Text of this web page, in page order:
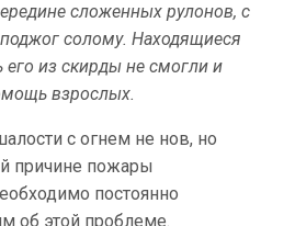
сложенных рулонов, с
солому. Находящиеся
из скирды не смогли и
взрослых.
с огнем не нов, но
причине пожары
постоянно
об этой проблеме.